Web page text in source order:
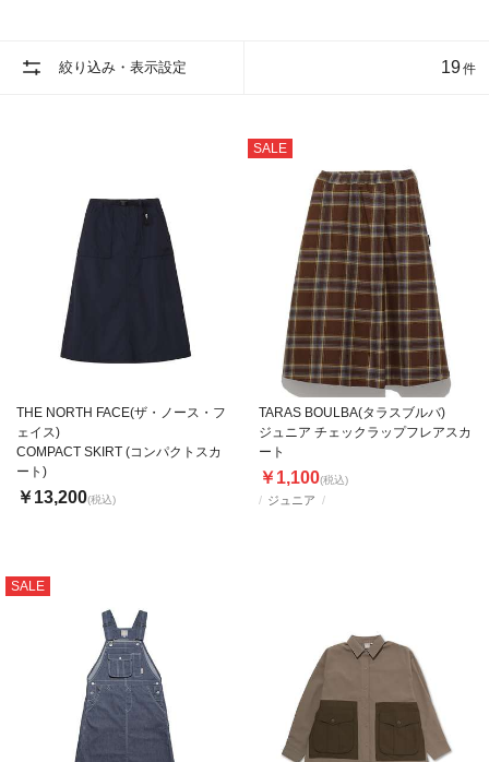
絞り込み・表示設定 19件
THE NORTH FACE(ザ・ノース・フ
ェイス)
COMPACT SKIRT (コンパクトスカ
ート)
￥13,200(税込)
SALE
ジュニア
TARAS BOULBA(タラスブルバ)
ジュニア チェックラップフレアスカ
ート
￥1,100(税込)
SALE